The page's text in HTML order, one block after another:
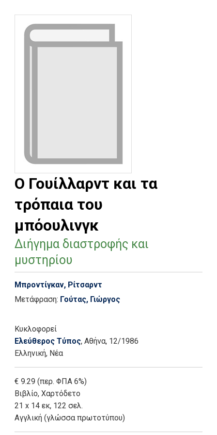
Ο Γουίλλαρντ και τα
τρόπαια του
μπόουλινγκ
Διήγημα διαστροφής και
μυστηρίου
Μπροντίγκαν, Ρίτσαρντ
Μετάφραση: Γούτας, Γιώργος
Κυκλοφορεί
Ελεύθερος Τύπος, Αθήνα, 12/1986
Ελληνική, Νέα
€ 9.29 (περ. ΦΠΑ 6%)
Βιβλίο, Χαρτόδετο
21 x 14 εκ, 122 σελ.
Αγγλική (γλώσσα πρωτοτύπου)